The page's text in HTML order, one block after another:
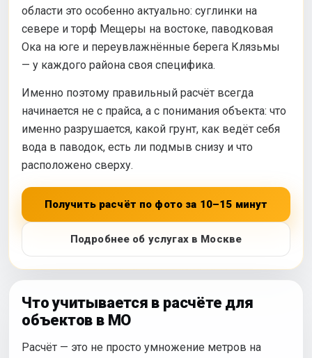
области это особенно актуально: суглинки на
севере и торф Мещеры на востоке, паводковая
Ока на юге и переувлажнённые берега Клязьмы
— у каждого района своя специфика.
Именно поэтому правильный расчёт всегда
начинается не с прайса, а с понимания объекта: что
именно разрушается, какой грунт, как ведёт себя
вода в паводок, есть ли подмыв снизу и что
расположено сверху.
Получить расчёт по фото за 10–15 минут
Подробнее об услугах в Москве
Что учитывается в расчёте для
объектов в МО
Расчёт — это не просто умножение метров на